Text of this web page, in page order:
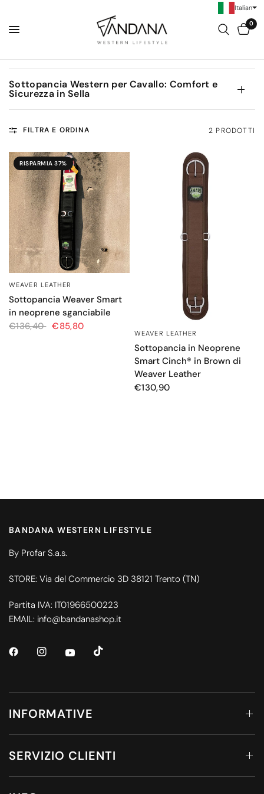
0
Sottopancia Western per Cavallo: Comfort e
Sicurezza in Sella
FILTRA E ORDINA 2 PRODOTTI
RISPARMIA 37%
OCCHIATA VELOCE
WEAVER LEATHER
Sottopancia Weaver Smart
in neoprene sganciabile
€136,40 €85,80
OCCHIATA VELOCE
WEAVER LEATHER
Sottopancia in Neoprene
Smart Cinch® in Brown di
Weaver Leather
€130,90
BANDANA WESTERN LIFESTYLE
By Profar S.a.s.
STORE: Via del Commercio 3D 38121 Trento (TN)
Partita IVA: IT01966500223
EMAIL: info@bandanashop.it
INFORMATIVE
SERVIZIO CLIENTI
Italian